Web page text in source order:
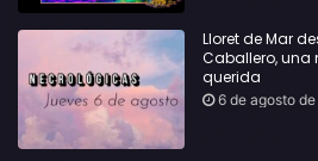
Lloret de Mar
Caballero, una
querida
6 de agosto